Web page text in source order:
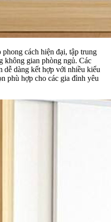
cách hiện đại, tập trung
không gian phòng ngủ. Các
dễ dàng kết hợp với nhiều kiểu
phù hợp cho các gia đình yêu